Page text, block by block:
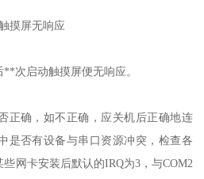
摸屏无响应
次启动触摸屏便无响应。
正确，如不正确，应关机后正确地连
是否有设备与串口资源冲突，检查各
网卡安装后默认的IRQ为3，与COM2